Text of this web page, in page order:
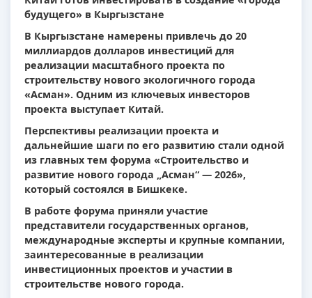
будущего» в Кыргызстане
В Кыргызстане намерены привлечь до 20
миллиардов долларов инвестиций для
реализации масштабного проекта по
строительству нового экологичного города
«Асман». Одним из ключевых инвесторов
проекта выступает Китай.
Перспективы реализации проекта и
дальнейшие шаги по его развитию стали одной
из главных тем форума «Строительство и
развитие нового города „Асман“ — 2026»,
который состоялся в Бишкеке.
В работе форума приняли участие
представители государственных органов,
международные эксперты и крупные компании,
заинтересованные в реализации
инвестиционных проектов и участии в
строительстве нового города.